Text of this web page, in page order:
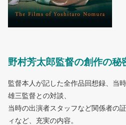
野村芳太郎監督の創作の秘
監督本人が記した全作品回想録、当
雄三監督との対談、
当時の出演者スタッフなど関係者の
ィなど、充実の内容。